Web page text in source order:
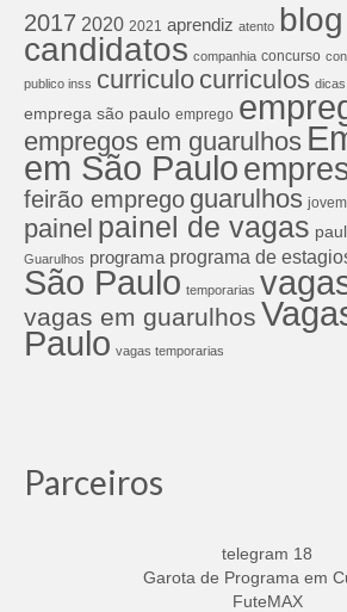
2017 2020 2021 aprendiz atento blog
candidatos companhia concurso
publico inss curriculo curriculos dicas
emprega são paulo emprego
empregos em guarulhos
em São Paulo
feirão emprego guarulhos jovem
painel painel de vagas
Guarulhos programa programa de
São Paulo temporarias
vagas em guarulhos
Paulo vagas temporarias
Parceiros
telegram 18
Garota de Programa em
FuteMAX